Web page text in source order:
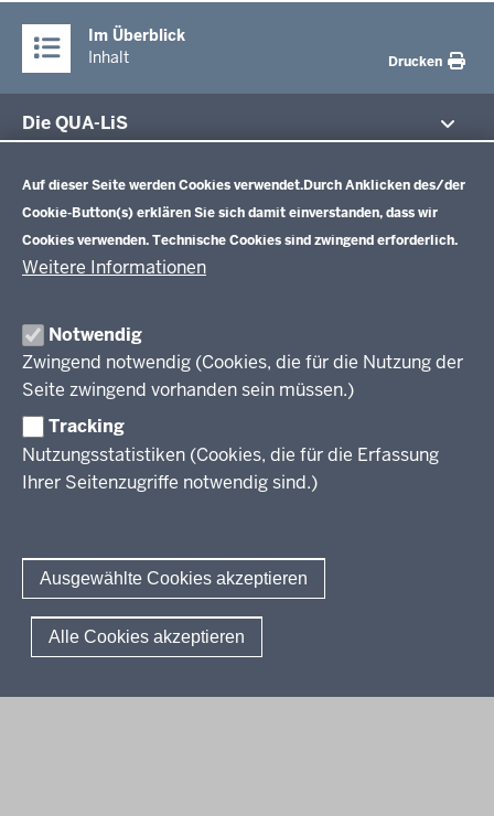
Auf dieser Seite werden Cookies verwendet.Durch Anklicken des/der
Cookie-Button(s) erklären Sie sich damit einverstanden, dass wir
Cookies verwenden. Technische Cookies sind zwingend erforderlich.
Weitere Informationen
Notwendig
Zwingend notwendig (Cookies, die für die Nutzung der
Seite zwingend vorhanden sein müssen.)
Tracking
Nutzungsstatistiken (Cookies, die für die Erfassung
Ihrer Seitenzugriffe notwendig sind.)
Ausgewählte Cookies akzeptieren
Alle Cookies akzeptieren
Im Überblick
Inhalt
Drucken
Die QUA-LiS
Veröffentlichungen
Leitbild
Stellenangebote
Über uns
Schulentwicklung NRW
Schulentwicklung
Unterricht
Professionalisierung
Standardsicherung NRW
Berufsbildung NRW
Erwachsenenbildung
Wir über uns
Berichtswesen Weiterbildung
ElternMitWirkung NRW
KI:EB
Amtsblattabonnieren
© 2026 QUA-LiS
Fußzeile
Impressum Datenschutzerklärung